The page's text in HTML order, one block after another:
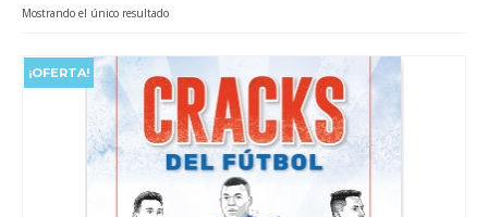
Videos
Tienda
Mostrando el único resultado
¡OFERTA!